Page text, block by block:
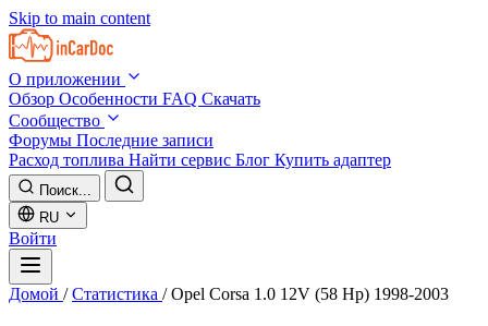
Skip to main content
О приложении
Обзор Особенности FAQ Скачать
Сообщество
Форумы Последние записи
Расход топлива Найти сервис Блог Купить адаптер
Поиск...
RU
Войти
Домой / Статистика / Opel Corsa 1.0 12V (58 Hp) 1998-2003